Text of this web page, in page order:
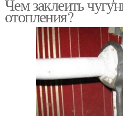
Чем заклеить
отопления?